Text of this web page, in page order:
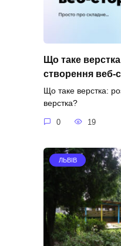
Що таке
створення веб-
Що таке верстка:
верстка?
0 19
ЛЬВІВ